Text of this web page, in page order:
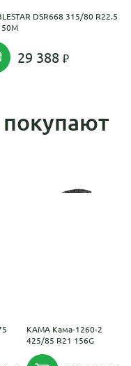
DSR668 315/80 R22.5
29 388
KAMA Кама-1260-2
425/85 R21 156G